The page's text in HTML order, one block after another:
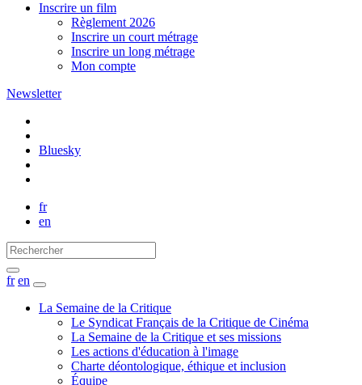
Inscrire un film
Règlement 2026
Inscrire un court métrage
Inscrire un long métrage
Mon compte
Newsletter
Bluesky
fr
en
fr en
La Semaine de la Critique
Le Syndicat Français de la Critique de Cinéma
La Semaine de la Critique et ses missions
Les actions d'éducation à l'image
Charte déontologique, éthique et inclusion
Équipe